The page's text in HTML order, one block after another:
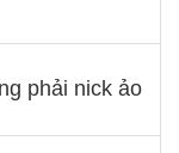
phải nick ảo